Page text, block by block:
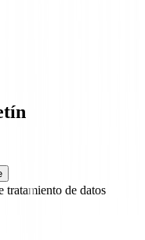
tratamiento de datos